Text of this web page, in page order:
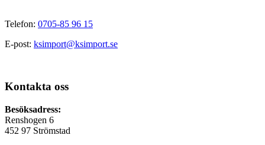
Telefon: 0705-85 96 15
E-post: ksimport@ksimport.se
Kontakta oss
Besöksadress:
Renshogen 6
452 97 Strömstad